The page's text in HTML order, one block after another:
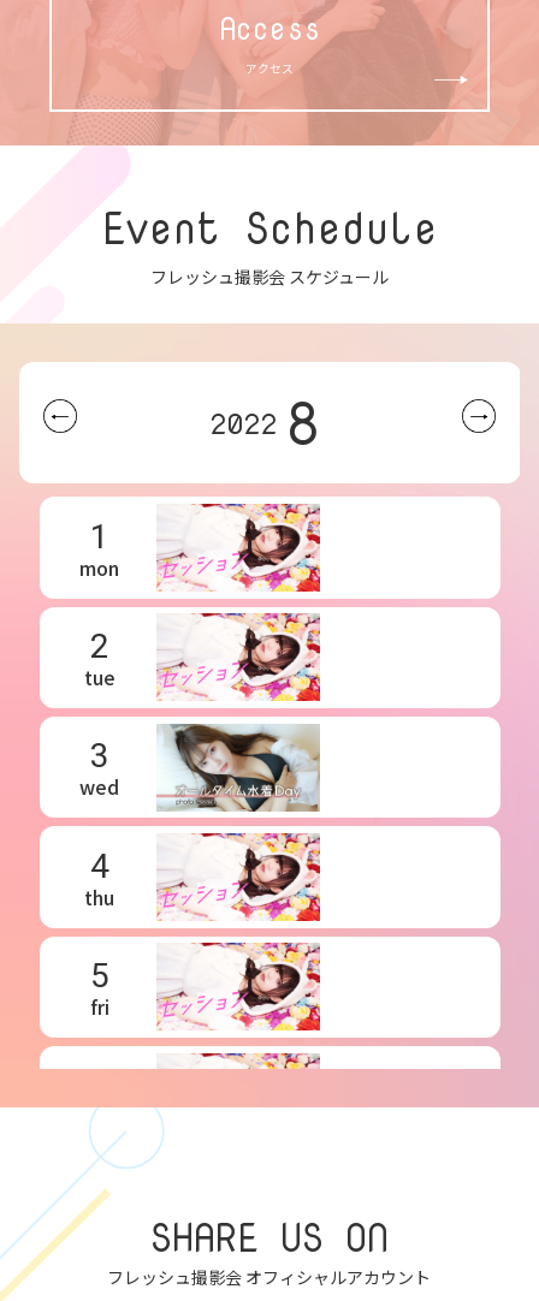
Access
アクセス
Event Schedule
フレッシュ撮影会 スケジュール
2022 8
1
mon
2
tue
3
wed
4
thu
5
fri
sat
7
sun SHARE US ON
フレッシュ撮影会 オフィシャルアカウント